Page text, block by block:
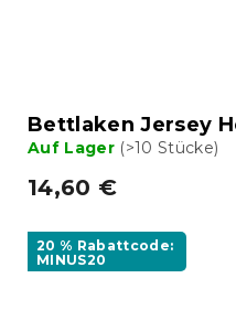
Bettlaken Jersey
Auf Lager (>10 Stücke)
14,60 €
20 % Rabattcode:
MINUS20